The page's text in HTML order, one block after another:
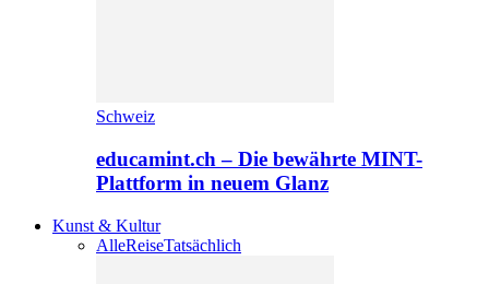
Schweiz
educamint.ch – Die bewährte MINT-
Plattform in neuem Glanz
Kunst & Kultur
AlleReiseTatsächlich